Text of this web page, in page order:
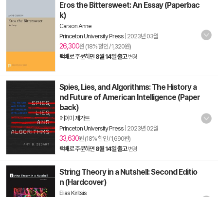
Eros the Bittersweet: An Essay (Paperbac
k)
Carson Anne
Princeton University Press 2023년 03월
26,300원 (18% 할인 / 1,320원)
택배로 주문하면 8월 14일 출고 변경
Spies, Lies, and Algorithms: The History a
nd Future of American Intelligence (Paper
back)
에이미 제가트
Princeton University Press 2023년 02월
33,630원 (18% 할인 / 1,690원)
택배로 주문하면 8월 14일 출고 변경
String Theory in a Nutshell: Second Editio
n (Hardcover)
Elias Kiritsis